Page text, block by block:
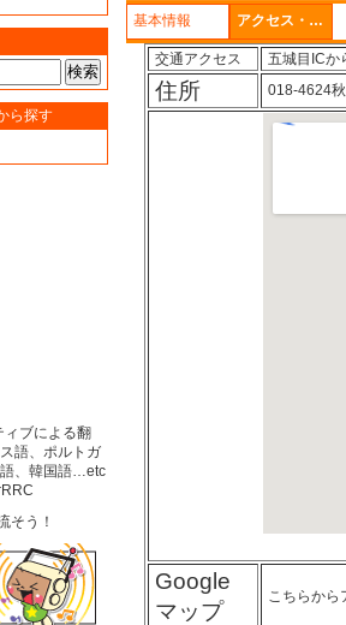
ら探す
そう！
基本情報 アクセス・地図
交通アクセス 五城目IC
住所 018-4624
Google
マップ
こちらから